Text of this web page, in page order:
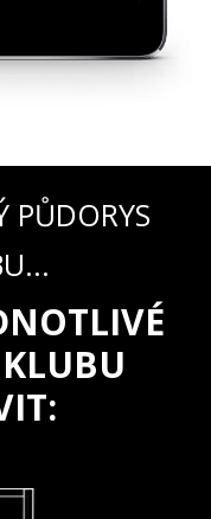
PŮDORYS